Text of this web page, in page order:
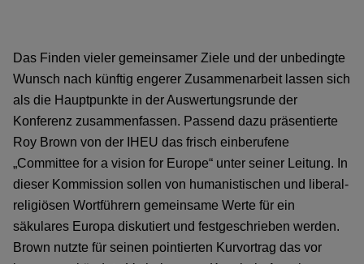
Das Finden vieler gemeinsamer Ziele und der unbedingte
Wunsch nach künftig engerer Zusammenarbeit lassen sich
als die Hauptpunkte in der Auswertungsrunde der
Konferenz zusammenfassen. Passend dazu präsentierte
Roy Brown von der IHEU das frisch einberufene
„Committee for a vision for Europe“ unter seiner Leitung. In
dieser Kommission sollen von humanistischen und liberal-
religiösen Wortführern gemeinsame Werte für ein
säkulares Europa diskutiert und festgeschrieben werden.
Brown nutzte für seinen pointierten Kurvortrag das vor